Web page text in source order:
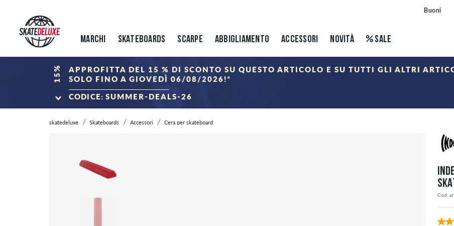
Buoni
MARCHI SKATEBOARDS SCARPE ABBIGLIAMENTO ACCESSORI NOVITÀ SALE
15%
APPROFITTA DEL 15 % DI SCONTO SU QUESTO ARTICOLO E SU TUTTI GLI ALTRI
SOLO FINO A GIOVEDÌ 06/08/2026!*
CODICE:SUMMER-DEALS-26
*Valido solo fino al 06.08.2026, 23:59 (CEST)! Lo sconto verrà detratto nel carrello dopo aver inserito il codice sconto. Gli sconti si applicano solo agli articoli della
skatedeluxe Skateboards Accessori Cera per skateboard
Cod.